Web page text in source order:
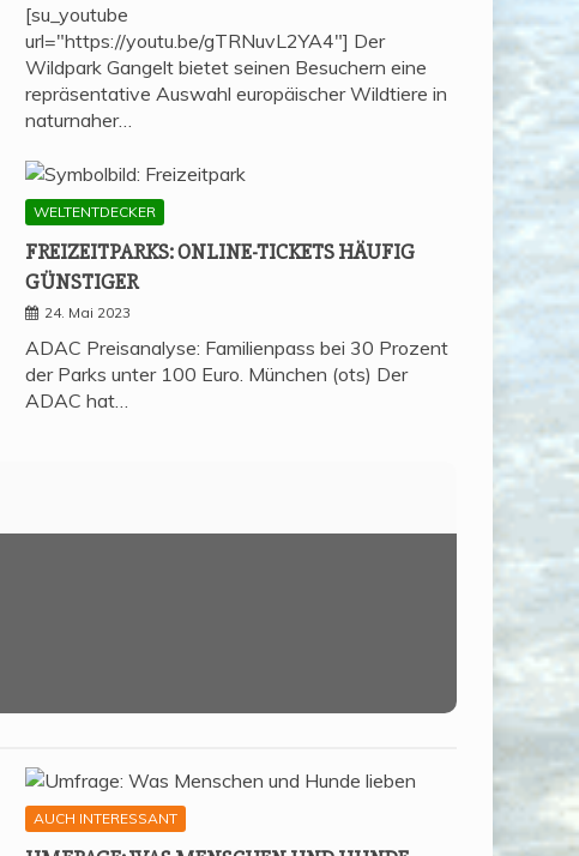
[su_youtube
url="https://youtu.be/gTRNuvL2YA4"] Der
Wildpark Gangelt bietet seinen Besuchern eine
repräsentative Auswahl europäischer Wildtiere in
naturnaher…
WELTENTDECKER
FREI­ZEIT­PARKS: ONLINE-TICKETS HÄU­FIG
GÜNSTIGER
24. Mai 2023
ADAC Preisanalyse: Familienpass bei 30 Prozent
der Parks unter 100 Euro. München (ots) Der
ADAC hat…
AUCH INTERESSANT